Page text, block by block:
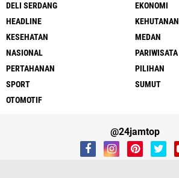
DELI SERDANG
EKONOMI
HEADLINE
KEHUTANAN
KESEHATAN
MEDAN
NASIONAL
PARIWISATA
PERTAHANAN
PILIHAN
SPORT
SUMUT
OTOMOTIF
@24jamtop